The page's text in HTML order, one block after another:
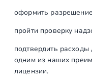
оформить
пройти проверку
подтвердить расходы
одним из наших
лицензии.